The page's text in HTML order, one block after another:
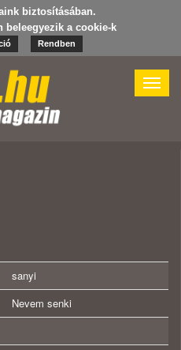
biztosításában.
beleegyezik a cookie-k
Rendben
Toggle
sanyi
Nevem senki